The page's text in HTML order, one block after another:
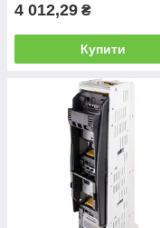
4 012,29 ₴
Купити